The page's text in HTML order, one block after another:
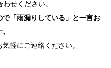
せください。
「雨漏りしている」と一言お
軽にご連絡ください。